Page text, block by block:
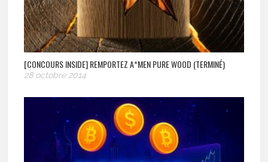
[CONCOURS INSIDE] REMPORTEZ A*MEN PURE WOOD (TERMINÉ)
28 octobre 2014